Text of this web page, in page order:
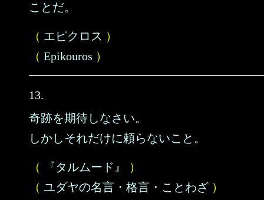
ことだ。
（ エピクロス ）
（ Epikouros ）
13.
奇跡を期待しなさい。
しかしそれだけに頼らないこと。
（ 『タルムード』
）
（ ユダヤの名言・格言・ことわざ ）